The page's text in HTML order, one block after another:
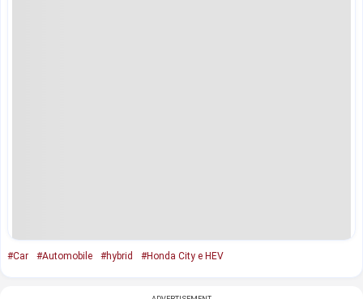
#Car #Automobile #hybrid #Honda City e HEV